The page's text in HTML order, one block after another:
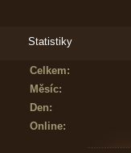
Statistiky
Online:
Celkem:
Měsíc:
Den: